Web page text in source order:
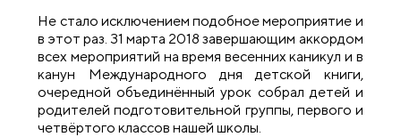
Не стало исключением подобное мероприятие и
в этот раз. 31 марта 2018 завершающим аккордом
всех мероприятий на время весенних каникул и в
канун Международного дня детской книги,
очередной объединённый урок собрал детей и
родителей подготовительной группы, первого и
четвёртого классов нашей школы.